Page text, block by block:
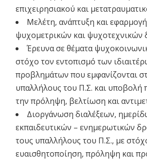
επιχειρησιακού και
Μελέτη, ανάπτυξη και
ψυχομετρικών και ψυχοτεχνικών
Έρευνα σε θέματα
στόχο τον εντοπισμό των
προβλημάτων που εμφανίζονται
υπαλλήλους του Π.Σ. και υποβολή
την πρόληψη, βελτίωση και
Διοργάνωση διαλέξεων,
εκπαιδευτικών – ενημερωτικών
τους υπαλλήλους του Π.Σ., με
ευαισθητοποίηση, πρόληψη και